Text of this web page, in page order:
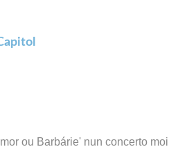
ou Barbárie' nun concerto moi